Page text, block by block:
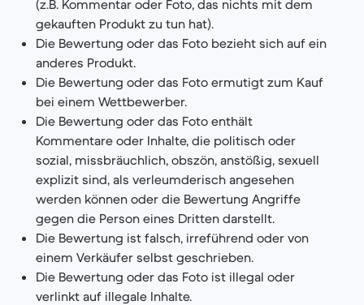
(z.B. Kommentar oder Foto, das nichts mit dem
gekauften Produkt zu tun hat).
Die Bewertung oder das Foto bezieht sich auf ein
anderes Produkt.
Die Bewertung oder das Foto ermutigt zum Kauf
bei einem Wettbewerber.
Die Bewertung oder das Foto enthält
Kommentare oder Inhalte, die politisch oder
sozial, missbräuchlich, obszön, anstößig, sexuell
explizit sind, als verleumderisch angesehen
werden können oder die Bewertung Angriffe
gegen die Person eines Dritten darstellt.
Die Bewertung ist falsch, irreführend oder von
einem Verkäufer selbst geschrieben.
Die Bewertung oder das Foto ist illegal oder
verlinkt auf illegale Inhalte.